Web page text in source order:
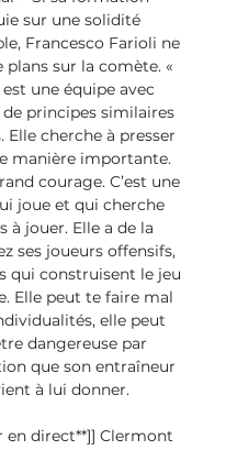
sur une solidité
Francesco Farioli ne
plans sur la comète. «
est une équipe avec
principes similaires
Elle cherche à presser
manière importante.
courage. C’est une
joue et qui cherche
à jouer. Elle a de la
ses joueurs offensifs,
qui construisent le jeu
Elle peut te faire mal
elle peut
dangereuse par
que son entraîneur
à lui donner.
en direct**]] Clermont